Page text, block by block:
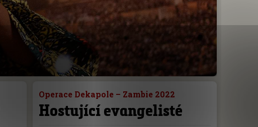
Operace Dekapole – Zambie 2022
Hostující evangelisté